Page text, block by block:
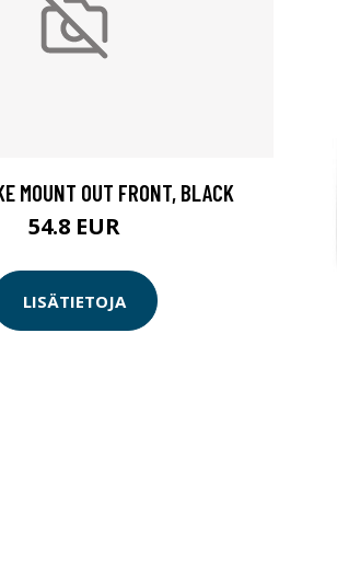
MOUNT OUT FRONT, BLACK
54.8 EUR
LISÄTIETOJA